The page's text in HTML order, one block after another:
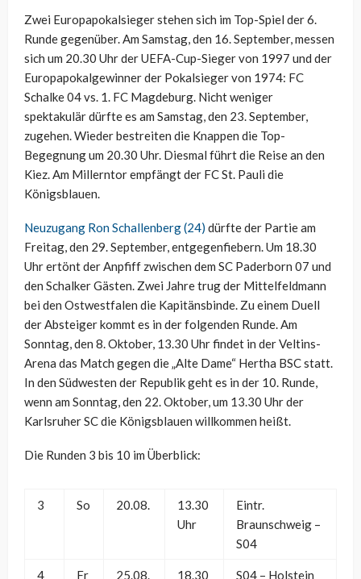
Zwei Europapokalsieger stehen sich im Top-Spiel der 6.
Runde gegenüber. Am Samstag, den 16. September, messen
sich um 20.30 Uhr der UEFA-Cup-Sieger von 1997 und der
Europapokalgewinner der Pokalsieger von 1974: FC
Schalke 04 vs. 1. FC Magdeburg. Nicht weniger
spektakulär dürfte es am Samstag, den 23. September,
zugehen. Wieder bestreiten die Knappen die Top-
Begegnung um 20.30 Uhr. Diesmal führt die Reise an den
Kiez. Am Millerntor empfängt der FC St. Pauli die
Königsblauen.
Neuzugang Ron Schallenberg (24) dürfte der Partie am
Freitag, den 29. September, entgegenfiebern. Um 18.30
Uhr ertönt der Anpfiff zwischen dem SC Paderborn 07 und
den Schalker Gästen. Zwei Jahre trug der Mittelfeldmann
bei den Ostwestfalen die Kapitänsbinde. Zu einem Duell
der Absteiger kommt es in der folgenden Runde. Am
Sonntag, den 8. Oktober, 13.30 Uhr findet in der Veltins-
Arena das Match gegen die „Alte Dame“ Hertha BSC statt.
In den Südwesten der Republik geht es in der 10. Runde,
wenn am Sonntag, den 22. Oktober, um 13.30 Uhr der
Karlsruher SC die Königsblauen willkommen heißt.
Die Runden 3 bis 10 im Überblick:
3 So 20.08.
13.30
Uhr
Eintr.
Braunschweig –
S04
4 Fr 25.08. 18.30 S04 – Holstein